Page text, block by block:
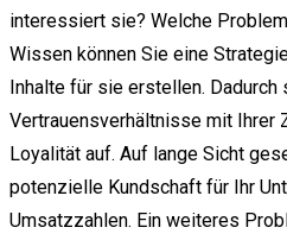
interessiert sie? Welche
Wissen können Sie eine
Inhalte für sie erstellen. Dadurch
Vertrauensverhältnisse mit Ihrer
Loyalität auf. Auf lange Sicht
potenzielle Kundschaft für Ihr
Umsatzzahlen. Ein weiteres